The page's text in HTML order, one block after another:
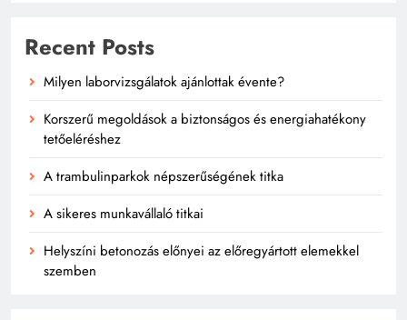
Recent Posts
Milyen laborvizsgálatok ajánlottak évente?
Korszerű megoldások a biztonságos és energiahatékony
tetőeléréshez
A trambulinparkok népszerűségének titka
A sikeres munkavállaló titkai
Helyszíni betonozás előnyei az előregyártott elemekkel
szemben